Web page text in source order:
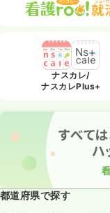
ナスカレ/
ナスカレPlus+
都道府県で探す